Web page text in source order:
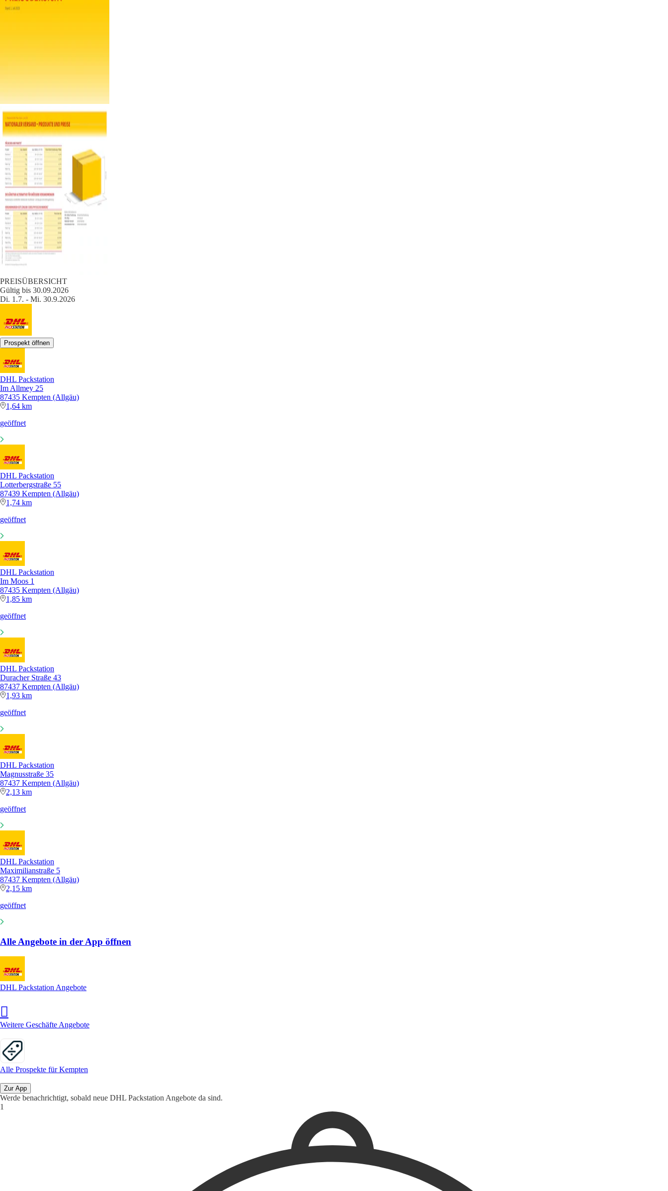
PREISÜBERSICHT
Gültig bis 30.09.2026
Di. 1.7. - Mi. 30.9.2026
Prospekt öffnen
DHL Packstation
Im Allmey 25
87435 Kempten (Allgäu)
1,64 km
geöffnet
DHL Packstation
Lotterbergstraße 55
87439 Kempten (Allgäu)
1,74 km
geöffnet
DHL Packstation
Im Moos 1
87435 Kempten (Allgäu)
1,85 km
geöffnet
DHL Packstation
Duracher Straße 43
87437 Kempten (Allgäu)
1,93 km
geöffnet
DHL Packstation
Magnusstraße 35
87437 Kempten (Allgäu)
2,13 km
geöffnet
DHL Packstation
Maximilianstraße 5
87437 Kempten (Allgäu)
2,15 km
geöffnet
Alle Angebote in der App öffnen
DHL Packstation Angebote
Weitere Geschäfte Angebote
Alle Prospekte für Kempten
Zur App
Werde benachrichtigt, sobald neue DHL Packstation Angebote da sind.
1